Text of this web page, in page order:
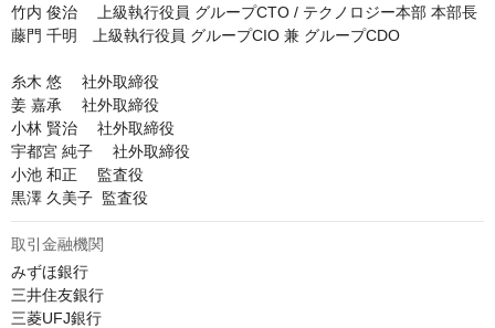
竹内 俊治 　上級執行役員 グループCTO / テクノロジー本部 本部長
藤門 千明　上級執行役員 グループCIO 兼 グループCDO
糸木 悠 　社外取締役
姜 嘉承 　社外取締役
小林 賢治 　社外取締役
宇都宮 純子 　社外取締役
小池 和正 　監査役
黒澤 久美子  監査役
取引金融機関
みずほ銀行
三井住友銀行
三菱UFJ銀行